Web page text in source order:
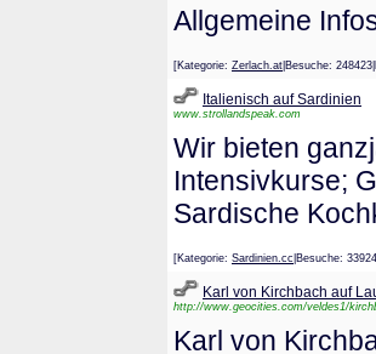
Allgemeine
[Kategorie: Zerlach.at |Besuche:
Italienisch auf Sardinien
www.strollandspeak.com
Wir bieten
Intensivkurse;
Sardische
[Kategorie: Sardinien.cc |Besuche:
Karl von Kirchbach auf
http://www.geocities.com/veldes1/
Karl von